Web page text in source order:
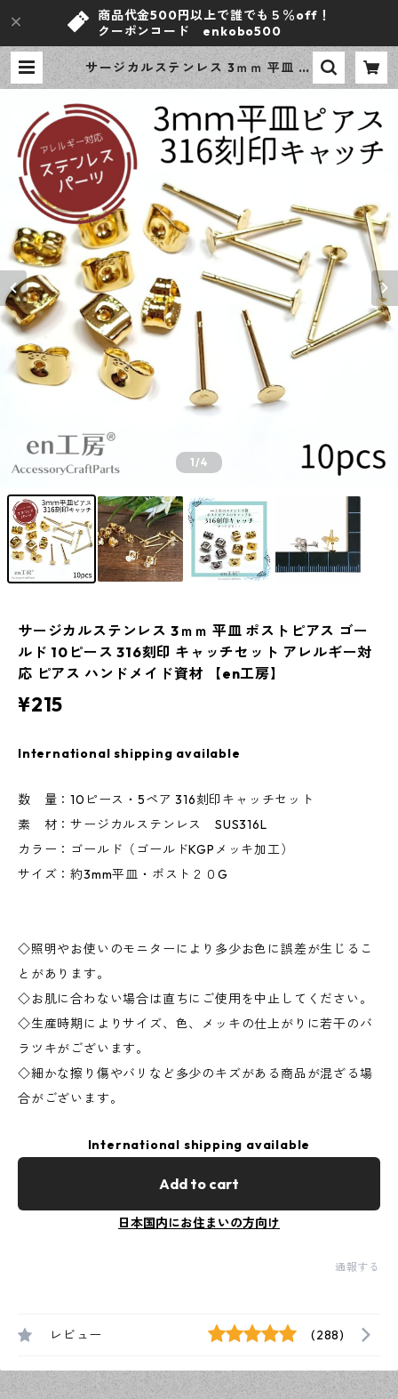
商品代金500円以上で誰でも５％off！
クーポンコード enkobo500
サージカルステンレス 3ｍｍ 平皿 ポ
ストピアス ゴールド 10ピース 316
応 ピアス ハンドメイド資材 【en工
房】 | ｅｎ工房
1/4
サージカルステンレス 3ｍｍ 平皿 ポストピアス ゴー
ルド 10ピース 316刻印 キャッチセット アレルギー対
応 ピアス ハンドメイド資材 【en工房】
¥215
International shipping available
数 量：10ピース・5ペア 316刻印キャッチセット
素 材：サージカルステンレス SUS316L
カラー：ゴールド（ゴールドKGPメッキ加工）
サイズ：約3mm平皿・ポスト２０G
◇照明やお使いのモニターにより多少お色に誤差が生じるこ
とがあります。
◇お肌に合わない場合は直ちにご使用を中止してください。
◇生産時期によりサイズ、色、メッキの仕上がりに若干のバ
ラツキがございます。
◇細かな擦り傷やバリなど多少のキズがある商品が混ざる場
合がございます。
International shipping available
Add to cart
日本国内にお住まいの方向け
通報する
レビュー (288)